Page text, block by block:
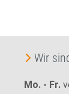
Wir
Mo. - Fr.